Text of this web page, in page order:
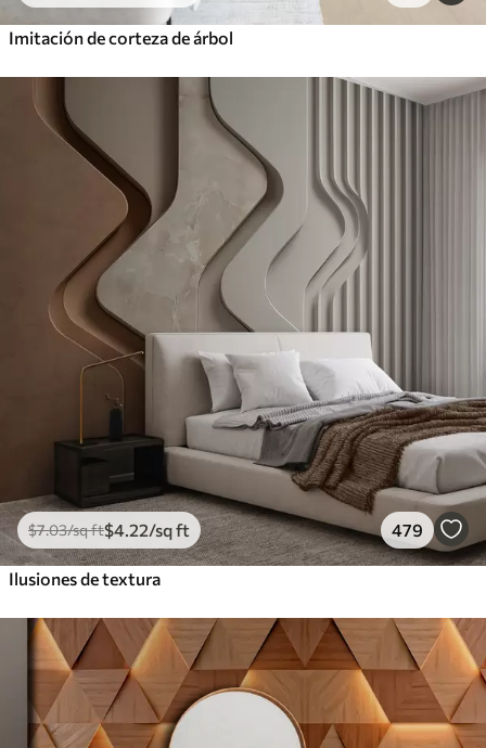
Imitación de corteza de árbol
$7.03/sq ft$4 .22/sq ft 479
Ilusiones de textura